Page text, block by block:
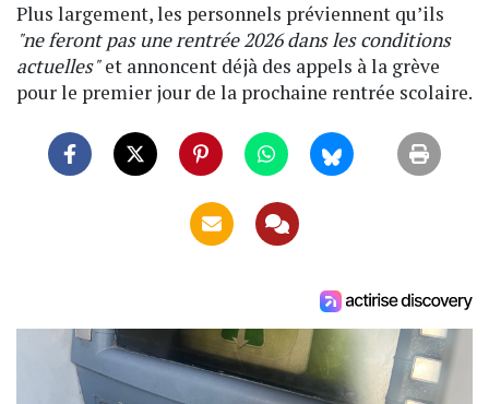
Plus largement, les personnels préviennent qu’ils
"ne feront pas une rentrée 2026 dans les conditions
actuelles"et annoncent déjà des appels à la grève
pour le premier jour de la prochaine rentrée scolaire.